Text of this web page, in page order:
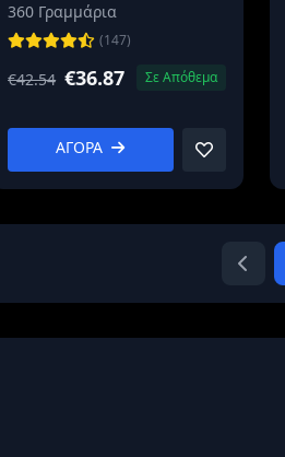
360 Γραμμάρια
(147)
€42.54 €36.87 Σε Απόθεμα
ΑΓΟΡΑ